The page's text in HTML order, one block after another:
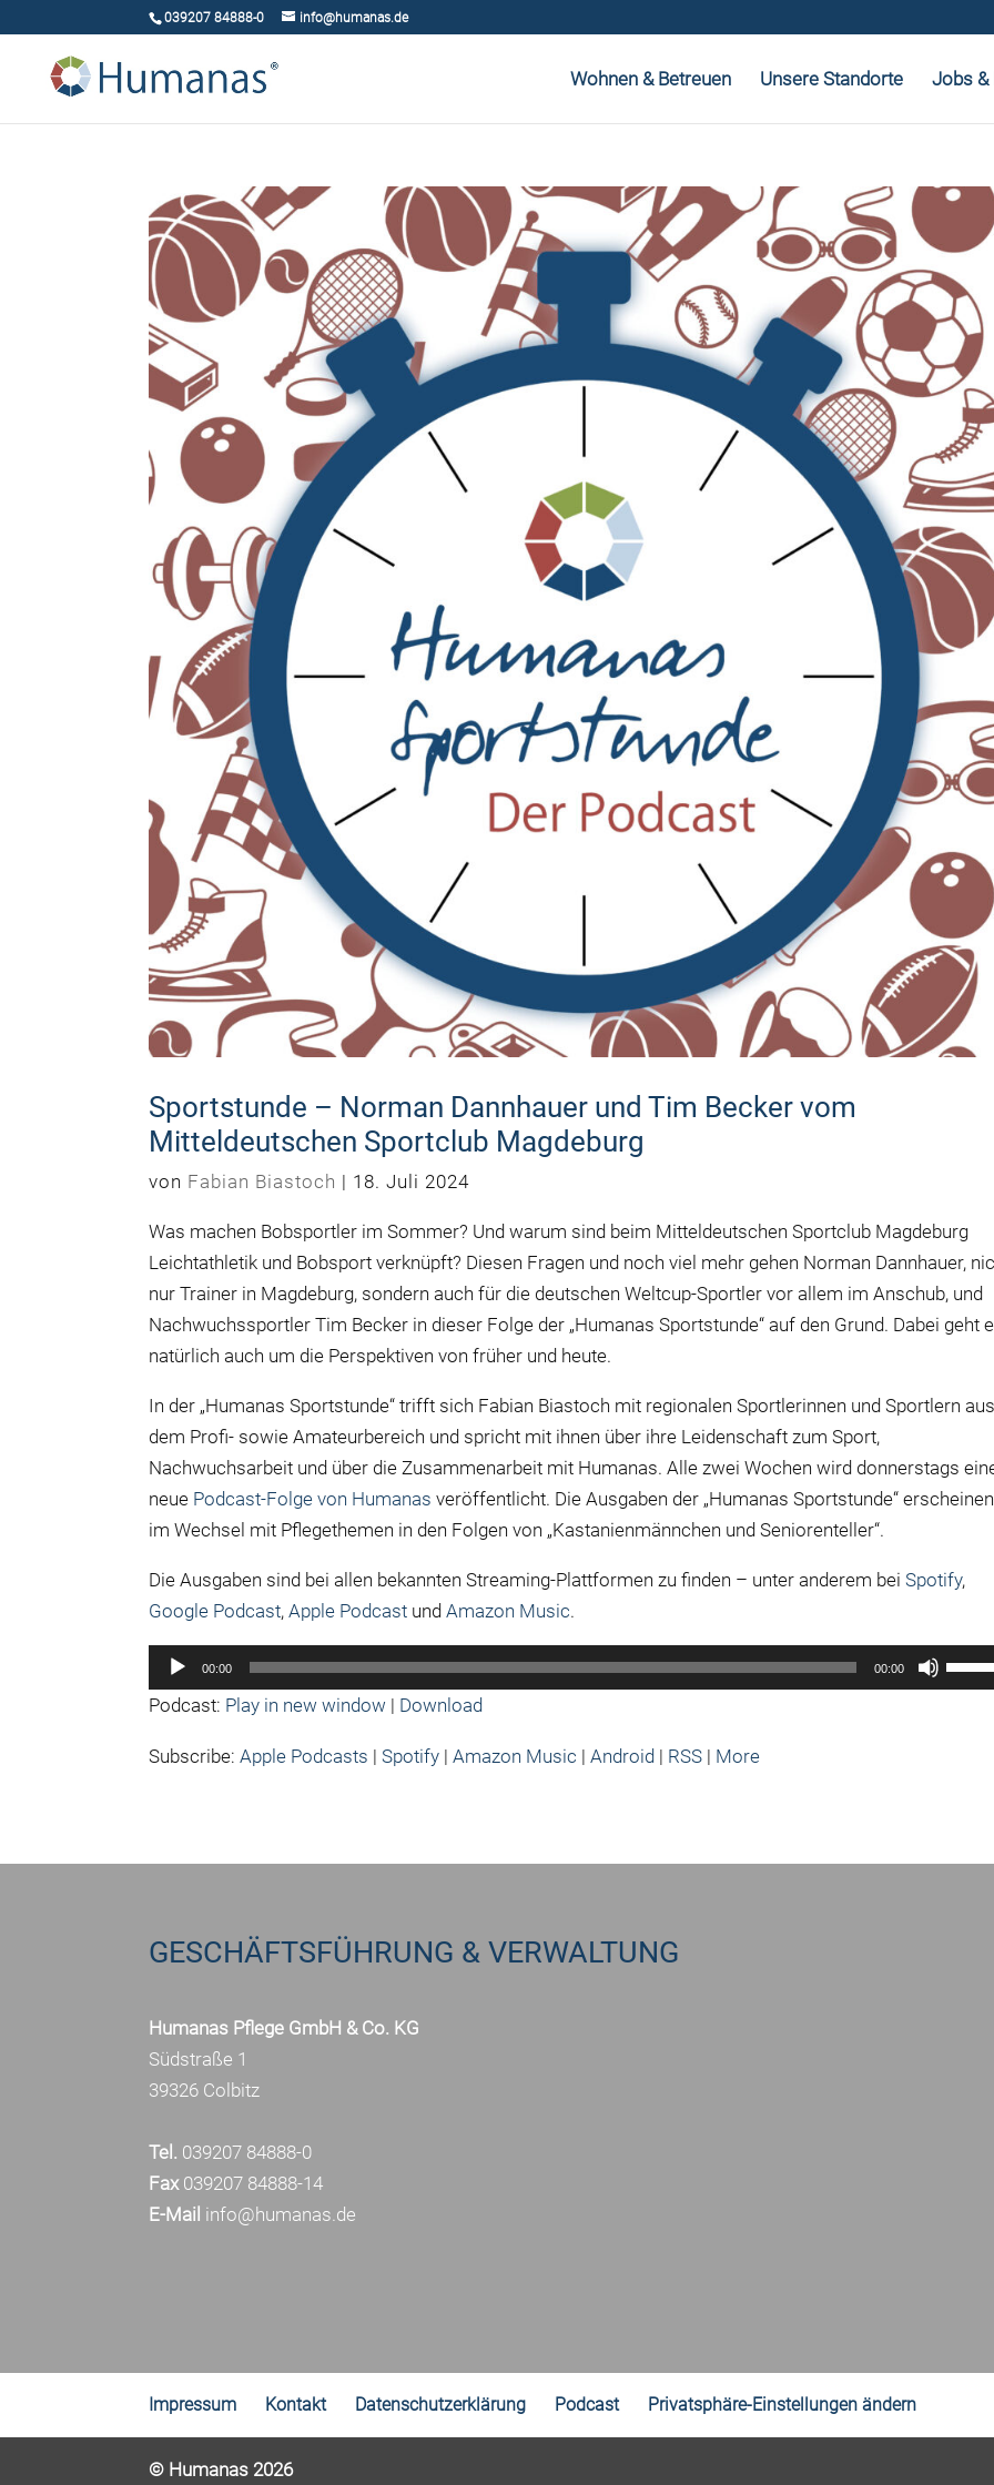
039207 84888-0 info@humanas.de
Wohnen & Betreuen Unsere Standorte Jobs &
Sportstunde – Norman Dannhauer und Tim Becker vom
Mitteldeutschen Sportclub Magdeburg
von Fabian Biastoch | 18. Juli 2024
Was machen Bobsportler im Sommer? Und warum sind beim Mitteldeutschen Sportclub Magdeburg
Leichtathletik und Bobsport verknüpft? Diesen Fragen und noch viel mehr gehen Norman Dannhauer,
nur Trainer in Magdeburg, sondern auch für die deutschen Weltcup-Sportler vor allem im Anschub, und
Nachwuchssportler Tim Becker in dieser Folge der „Humanas Sportstunde“ auf den Grund. Dabei geht
natürlich auch um die Perspektiven von früher und heute.
In der „Humanas Sportstunde“ trifft sich Fabian Biastoch mit regionalen Sportlerinnen und Sportlern aus
dem Profi- sowie Amateurbereich und spricht mit ihnen über ihre Leidenschaft zum Sport,
Nachwuchsarbeit und über die Zusammenarbeit mit Humanas. Alle zwei Wochen wird donnerstags
neue Podcast-Folge von Humanas veröffentlicht. Die Ausgaben der „Humanas Sportstunde“ erscheinen
im Wechsel mit Pflegethemen in den Folgen von „Kastanienmännchen und Seniorenteller“.
Die Ausgaben sind bei allen bekannten Streaming-Plattformen zu finden – unter anderem beiSpotify,
Google Podcast,Apple Podcast undAmazon Music.
Audio-
Player
00:00 00:00
Hoch/
Podcast: Play in new window | Download
Subscribe:Apple Podcasts |Spotify |Amazon Music |Android | RSS | More
GESCHÄFTSFÜHRUNG & VERWALTUNG
Humanas Pflege GmbH & Co. KG
Südstraße 1
39326 Colbitz
Tel. 039207 84888-0
Fax039207 84888-14
E-Mail info@humanas.de
Impressum Kontakt Datenschutzerklärung Podcast Privatsphäre-Einstellungen ändern
© Humanas 2026